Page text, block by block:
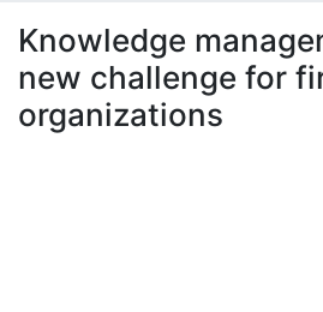
À propos
Knowledge
new challenge for
organizations